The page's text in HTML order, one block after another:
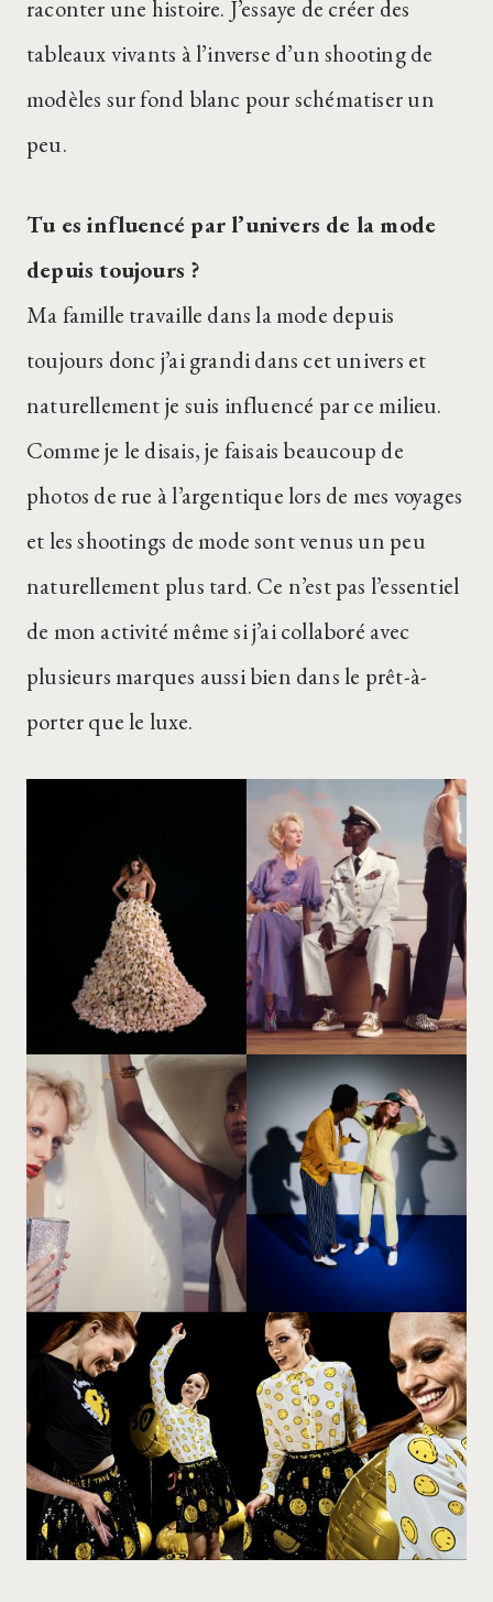
raconter une histoire. J’essaye de créer des
tableaux vivants à l’inverse d’un shooting de
modèles sur fond blanc pour schématiser un
peu.
Tu es influencé par l’univers de la mode
depuis toujours ?
Ma famille travaille dans la mode depuis
toujours donc j’ai grandi dans cet univers et
naturellement je suis influencé par ce milieu.
Comme je le disais, je faisais beaucoup de
photos de rue à l’argentique lors de mes voyages
et les shootings de mode sont venus un peu
naturellement plus tard. Ce n’est pas l’essentiel
de mon activité même si j’ai collaboré avec
plusieurs marques aussi bien dans le prêt-à-
porter que le luxe.